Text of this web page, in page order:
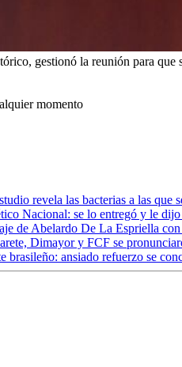
gestionó la reunión para que
momento
revela las bacterias a las que
Nacional: se lo entregó y le
de Abelardo De La Espriella
Dimayor y FCF se
ansiado refuerzo se